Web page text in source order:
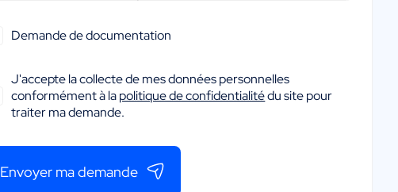
Demande de documentation
J'accepte la collecte de mes données personnelles
conformément à lapolitique de confidentialitédu site pour
traiter ma demande.
Envoyer ma demande